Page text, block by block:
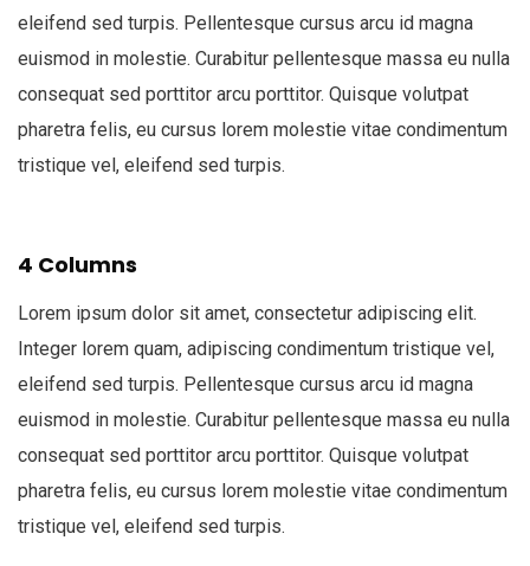
eleifend sed turpis. Pellentesque cursus arcu id magna
euismod in molestie. Curabitur pellentesque massa eu nulla
consequat sed porttitor arcu porttitor. Quisque volutpat
pharetra felis, eu cursus lorem molestie vitae condimentum
tristique vel, eleifend sed turpis.
4 Columns
Lorem ipsum dolor sit amet, consectetur adipiscing elit.
Integer lorem quam, adipiscing condimentum tristique vel,
eleifend sed turpis. Pellentesque cursus arcu id magna
euismod in molestie. Curabitur pellentesque massa eu nulla
consequat sed porttitor arcu porttitor. Quisque volutpat
pharetra felis, eu cursus lorem molestie vitae condimentum
tristique vel, eleifend sed turpis.